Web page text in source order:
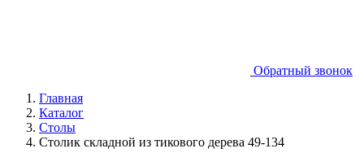
Обратный звонок
Главная
Каталог
Столы
Столик складной из тикового дерева 49-134